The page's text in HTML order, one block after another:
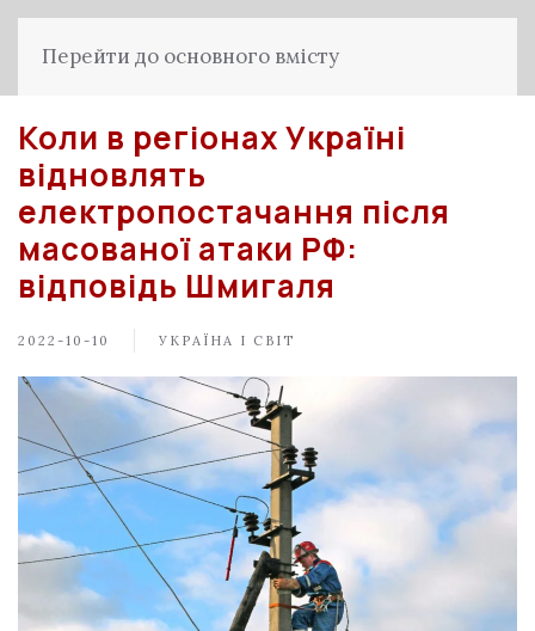
Перейти до основного вмісту
Коли в регіонах Україні
відновлять
електропостачання після
масованої атаки РФ:
відповідь Шмигаля
2022-10-10 УКРАЇНА І СВІТ